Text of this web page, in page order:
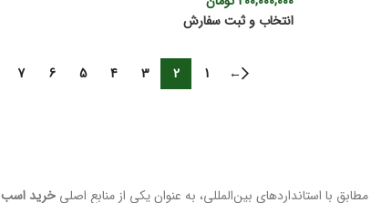
انتخاب و ثبت سفارش
←
1
2
3
4
5
6
7
با استانداردهای بین‌المللی، به عنوان یکی از منابع اصلیخرید اسب